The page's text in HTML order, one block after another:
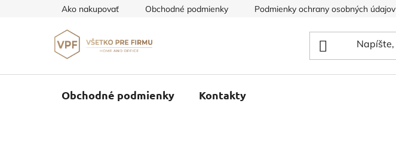
Ako nakupovať Obchodné podmienky Podmienky ochrany osobných údajov
Obchodné podmienky Kontakty